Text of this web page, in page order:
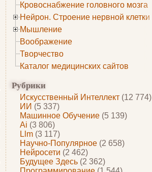
Кровоснабжение головного мозга
Нейрон. Строение нервной клетки
Мышление
Воображение
Творчество
Каталог медицинских сайтов
Рубрики
Искусственный Интеллект (12 774)
ИИ (5 337)
Машинное Обучение (5 139)
Ai (3 806)
Llm (3 117)
Научно-Популярное (2 658)
Нейросети (2 462)
Будущее Здесь (2 362)